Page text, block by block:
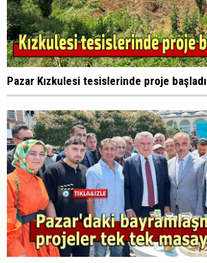
Pazar Kızkulesi tesislerinde proje başladı